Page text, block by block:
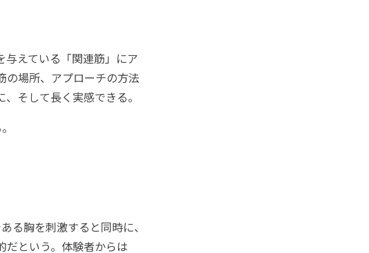
与えている「関連筋」にア
の場所、アプローチの方法
そして長く実感できる。
る胸を刺激すると同時に、
だという。体験者からは